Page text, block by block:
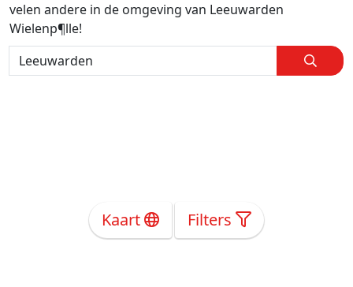
velen andere in de omgeving van Leeuwarden
Wielenp¶lle!
Kaart Filters